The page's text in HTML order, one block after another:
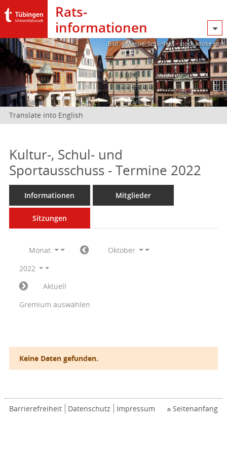
Rats­
informationen
Bild: @Manuel Schönfeld – stock.adobe.com
Translate into English
Kultur-, Schul- und
Sportausschuss - Termine 2022
Informationen Mitglieder
Sitzungen
Monat
Oktober
2022
Aktuell
Gremium auswählen
Keine Daten gefunden.
Barrierefreiheit Datenschutz Impressum Seitenanfang